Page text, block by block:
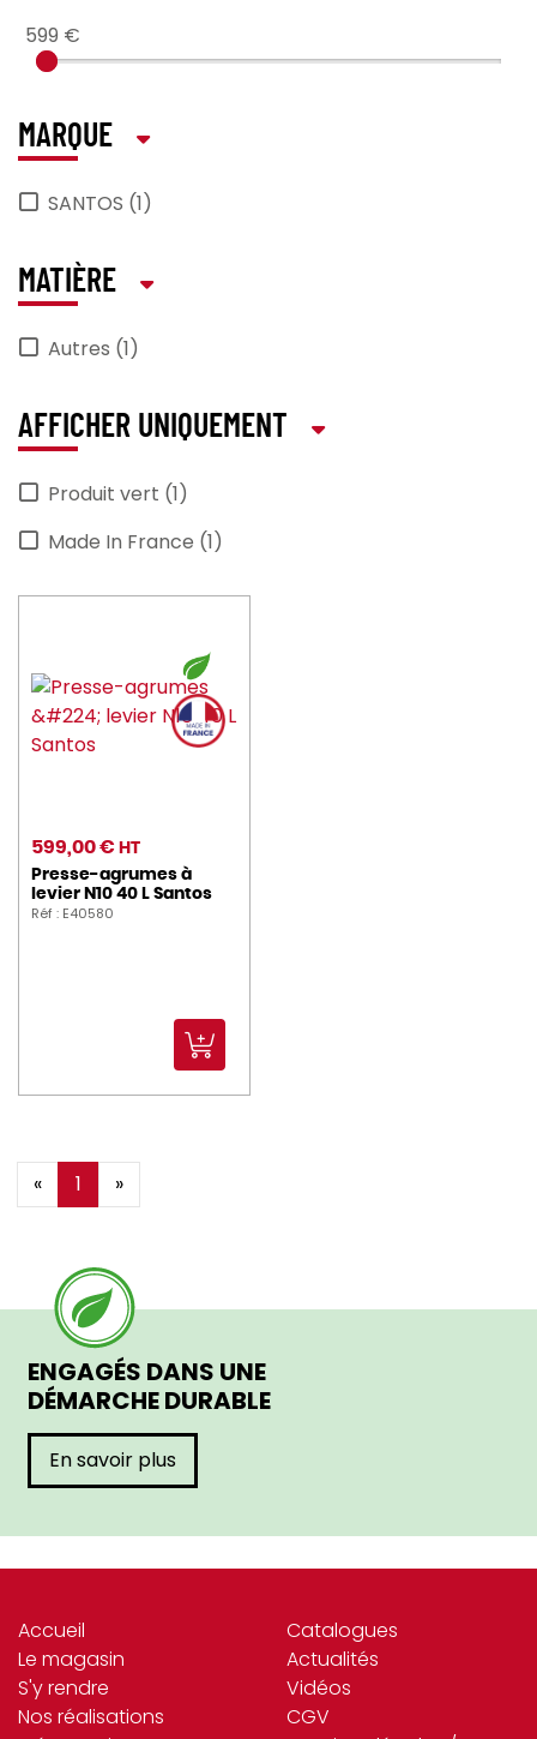
599 €
MARQUE
SANTOS (1)
MATIÈRE
Autres (1)
AFFICHER UNIQUEMENT
Produit vert (1)
Made In France (1)
599,00 € HT
Presse-agrumes à
levier N10 40 L Santos
Réf : E40580
« 1 »
ENGAGÉS DANS UNE
DÉMARCHE DURABLE
En savoir plus
Accueil
Le magasin
S'y rendre
Nos réalisations
Catalogues
Actualités
Vidéos
CGV